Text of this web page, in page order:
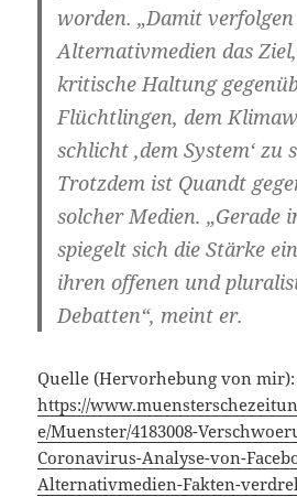
worden.„Damit
Alternativmedien das
kritische Haltung
Flüchtlingen, dem
schlicht ‚dem System‘ zu
Trotzdem ist Quandt
solcher Medien. „Gerade
spiegelt sich die Stärke
ihren offenen und
Debatten“, meint er.
Quelle (Hervorhebung von mir):
https://
e/Muenster/4183008-
Coronavirus-Analyse-von-
Alternativmedien-Fakten-